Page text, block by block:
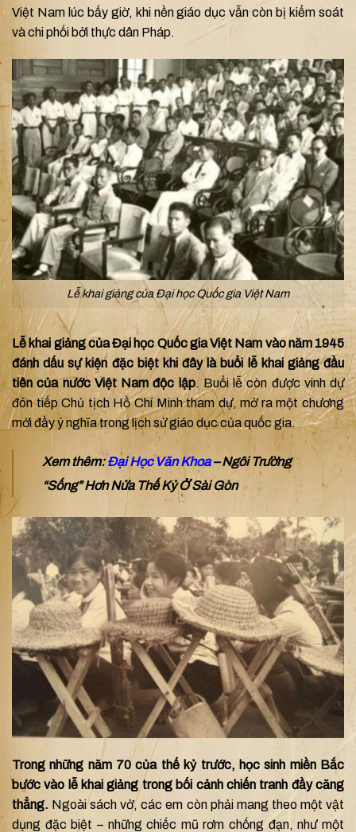
Việt Nam lúc bấy giờ, khi nền giáo dục vẫn còn bị kiểm soát
và chi phối bởi thực dân Pháp.
Lễ khai giảng của Đại học Quốc gia Việt Nam
Lễ khai giảng của Đại học Quốc gia Việt Nam vào năm 1945
đánh dấu sự kiện đặc biệt khi đây là buổi lễ khai giảng đầu
tiên của nước Việt Nam độc lập. Buổi lễ còn được vinh dự
đón tiếp Chủ tịch Hồ Chí Minh tham dự, mở ra một chương
mới đầy ý nghĩa trong lịch sử giáo dục của quốc gia.
Xem thêm:Đại Học Văn Khoa– Ngôi Trường
“Sống” Hơn Nửa Thế Kỷ Ở Sài Gòn
Trong những năm 70 của thế kỷ trước, học sinh miền Bắc
bước vào lễ khai giảng trong bối cảnh chiến tranh đầy căng
thẳng. Ngoài sách vở, các em còn phải mang theo một vật
dụng đặc biệt – những chiếc mũ rơm chống đạn, như một